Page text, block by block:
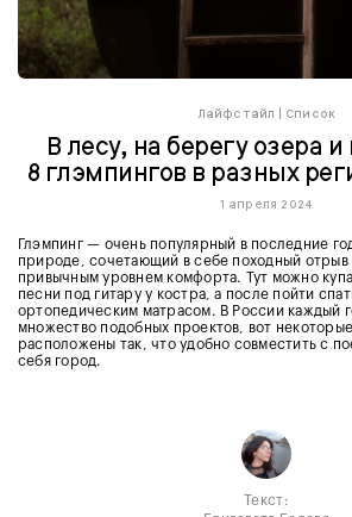
Лайфстайл Список
В лесу, на берегу озера
8 глэмпингов в разных
1 апреля 2024
Глэмпинг — очень популярный в последние
природе, сочетающий в себе походный отрыв
привычным уровнем комфорта. Тут можно
песни под гитару у костра, а после пойти
ортопедическим матрасом. В России каждый
множество подобных проектов, вот
расположены так, что удобно совместить с
себя город.
Текст: